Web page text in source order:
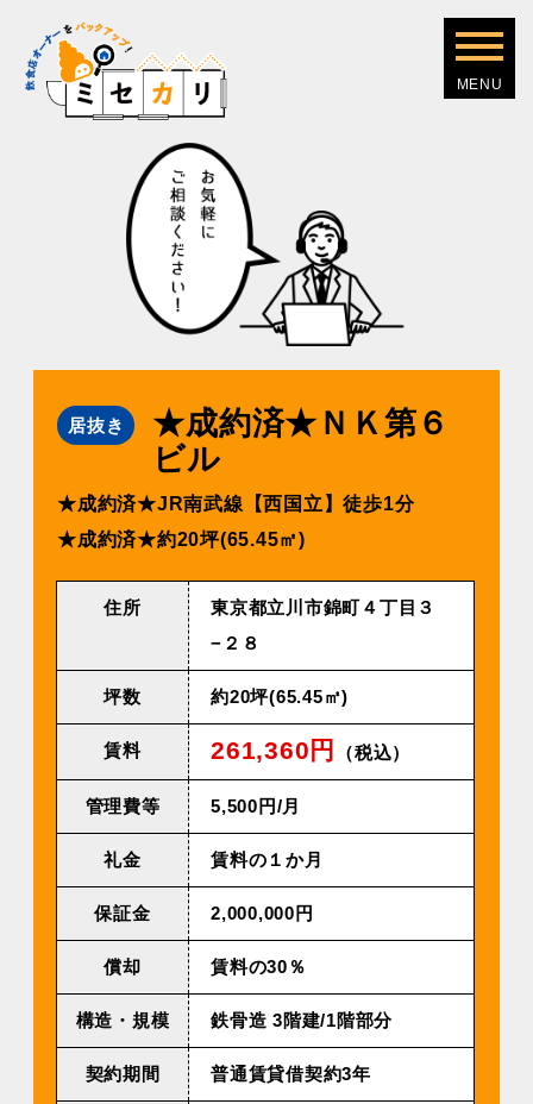
居抜き
★成約済★ＮＫ第６
ビル
★成約済★JR南武線【⻄国⽴】徒歩1分
★成約済★約20坪(65.45㎡)
住所
東京都立川市錦町４丁目３
−２８
坪数 約20坪(65.45㎡)
賃料 261,360円 （税込）
管理費等 5,500円/⽉
礼金 賃料の１か月
保証金 2,000,000円
償却 賃料の30％
構造・規模 鉄⾻造 3階建/1階部分
契約期間 普通賃貸借契約3年